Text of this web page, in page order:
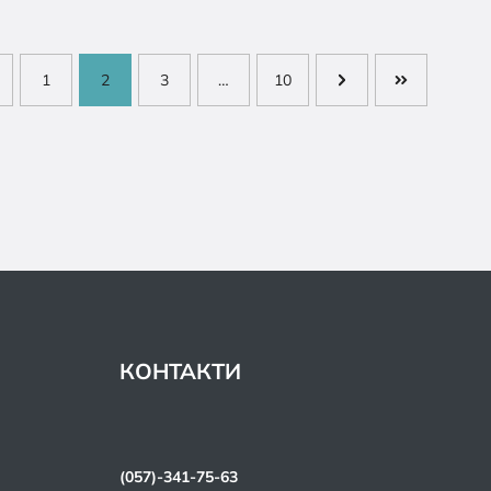
1 2 3 … 10
КОНТАКТИ
(057)-341-75-63